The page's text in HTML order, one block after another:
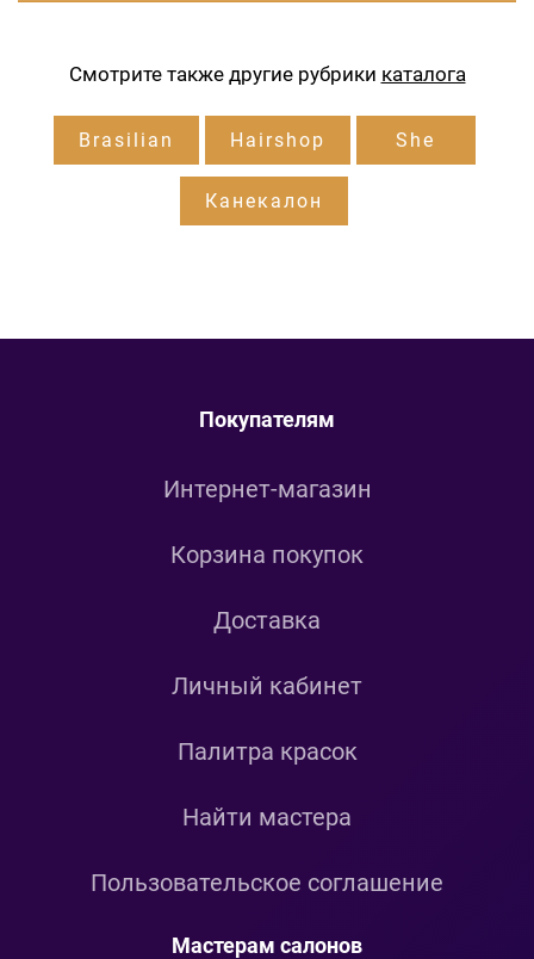
Смотрите также другие рубрики каталога
Brasilian Hairshop She
Канекалон
Покупателям
Интернет-магазин
Корзина покупок
Доставка
Личный кабинет
Палитра красок
Найти мастера
Пользовательское соглашение
Мастерам салонов